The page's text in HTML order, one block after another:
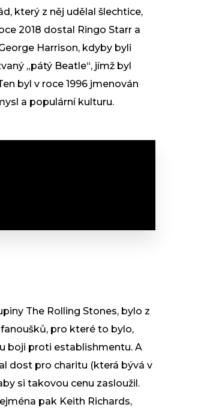
který z něj udělal šlechtice,
2018 dostal Ringo Starr a
Harrison, kdyby byli
„pátý Beatle“, jímž byl
byl v roce 1996 jmenován
a populární kulturu.
The Rolling Stones, bylo z
pro které to bylo,
boji proti establishmentu. A
dost pro charitu (která bývá v
si takovou cenu zasloužil.
pak Keith Richards,